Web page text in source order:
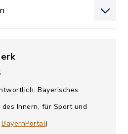
Bayerisches
Innern, für Sport und
BayernPortal)